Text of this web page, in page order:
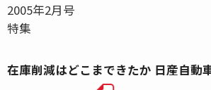
2005年2月号
特集
在庫削減はどこまできたか 日産自動車